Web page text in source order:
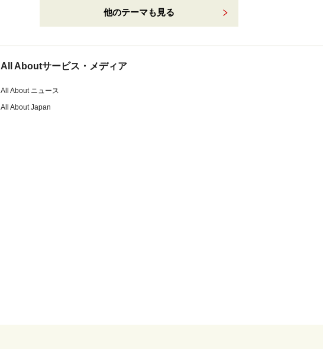
他のテーマも見る
All Aboutサービス・メディア
All About ニュース
All About Japan